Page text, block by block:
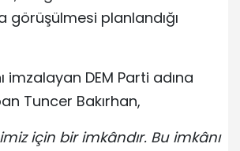
görüşülmesi planlandığı
imzalayan DEM Parti adına
Tuncer Bakırhan,
için bir imkândır. Bu imkânı